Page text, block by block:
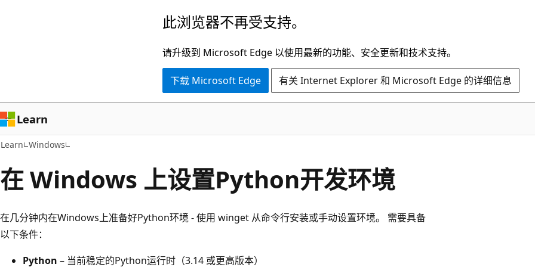
容
此浏览器不再受支持。
请升级到 Microsoft Edge 以使用最新的功能、安全更新和技术支持。
下载 Microsoft Edge 有关 Internet Explorer 和 Microsoft Edge 的详细信息
Learn
Learn Windows
在 Windows 上设置Python开发环境
在几分钟内在Windows上准备好Python环境 - 使用 winget 从命令行安装或手动设置环境。 需要具备
以下条件：
Python – 当前稳定的Python运行时（3.14 或更高版本）